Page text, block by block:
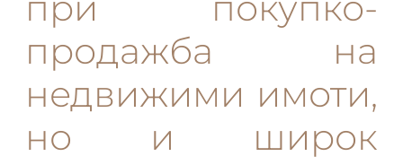
продажба на
недвижими имоти,
но и широк